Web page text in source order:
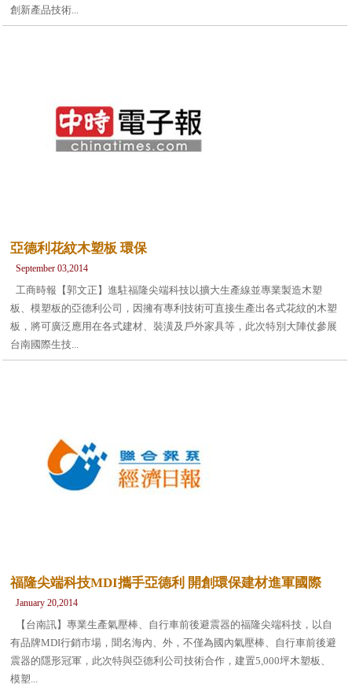
創新產品技術...
亞德利花紋木塑板 環保
September 03,2014
工商時報【郭文正】進駐福隆尖端科技以擴大生產線並專業製造木塑
板、模塑板的亞德利公司，因擁有專利技術可直接生產出各式花紋的木塑
板，將可廣泛應用在各式建材、裝潢及戶外家具等，此次特別大陣仗參展
台南國際生技...
福隆尖端科技MDI攜手亞德利 開創環保建材進軍國際
January 20,2014
【台南訊】專業生產氣壓棒、自行車前後避震器的福隆尖端科技，以自
有品牌MDI行銷市場，聞名海內、外，不僅為國內氣壓棒、自行車前後避
震器的隱形冠軍，此次特與亞德利公司技術合作，建置5,000坪木塑板、
模塑...